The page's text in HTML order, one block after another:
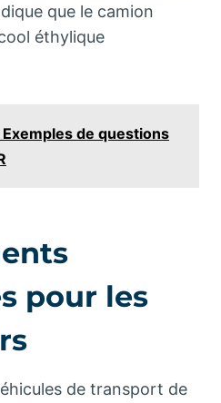
que le camion
éthylique
Exemples de questions
pour les
de transport de